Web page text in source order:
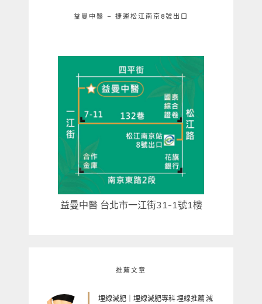
益曼中醫 – 捷運松江南京8號出口
益曼中醫 台北市一江街31-1號1樓
推薦文章
埋線減肥｜埋線減肥專科 埋線推薦 減